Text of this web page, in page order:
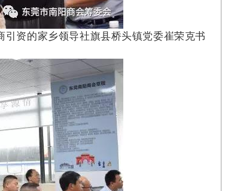
资的家乡领导社旗县桥头镇党委崔荣克书